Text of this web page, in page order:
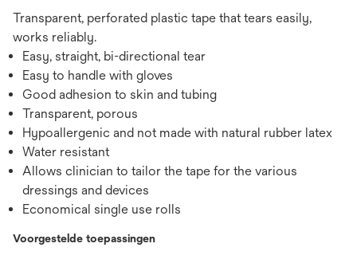
Transparent, perforated plastic tape that tears easily,
works reliably.
Easy, straight, bi-directional tear
Easy to handle with gloves
Good adhesion to skin and tubing
Transparent, porous
Hypoallergenic and not made with natural rubber latex
Water resistant
Allows clinician to tailor the tape for the various
dressings and devices
Economical single use rolls
Voorgestelde toepassingen